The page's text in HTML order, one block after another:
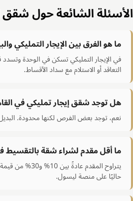
الأسئلة الشائعة حول شقق
ما هو الفرق بين الإيجار التمليكي
في الإيجار التمليكي تسكن في الوحدة وتسدد
التعاقد أو الاستلام مع سداد الأقساط.
هل توجد شقق إيجار تمليكي في
نعم، توجد بعض الفرص لكنها محدودة. البديل
ما أقل مقدم لشراء شقة بالتقسيط
يتراوح
حاليًا على منصة ليسول.